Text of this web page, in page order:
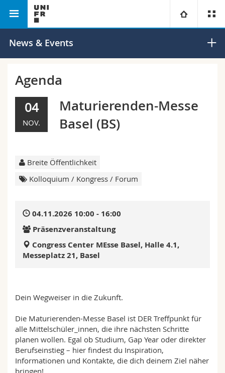
Universität
Campus
Forschung
Weiterbildung
Theologische Fak.
Rechtswissenschaftliche Fak.
Philosophische Fak.
Math.-Nat. und Med. Fak.
Interfakultär
Informationen für
Studieninteressierte
Medien
Mitarbeitende
Doktorierende
Ressourcen
Ortsplan
Webmail
Vorlesungsverzeichnis
Philosophische
Institut für die Erforschung der
News & Events
Agenda
04
NOV.
Maturierenden-Messe
Basel (BS)
Breite Öffentlichkeit
Kolloquium / Kongress / Forum
04.11.2026 10:00 - 16:00
Präsenzveranstaltung
Congress Center MEsse Basel, Halle 4.1,
Messeplatz 21, Basel
Dein Wegweiser in die Zukunft.
Die Maturierenden-Messe Basel ist DER Treffpunkt für
alle Mittelschüler_innen, die ihre nächsten Schritte
planen wollen. Egal ob Studium, Gap Year oder direkter
Berufseinstieg – hier findest du Inspiration,
Informationen und Kontakte, die dich deinem Ziel näher